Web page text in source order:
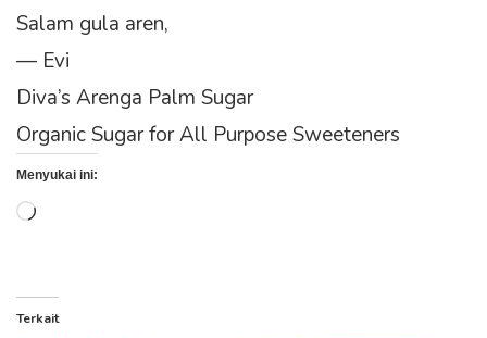
Salam gula aren,
— Evi
Diva’s Arenga Palm Sugar
Organic Sugar for All Purpose Sweeteners
Menyukai ini:
Memuat...
Terkait